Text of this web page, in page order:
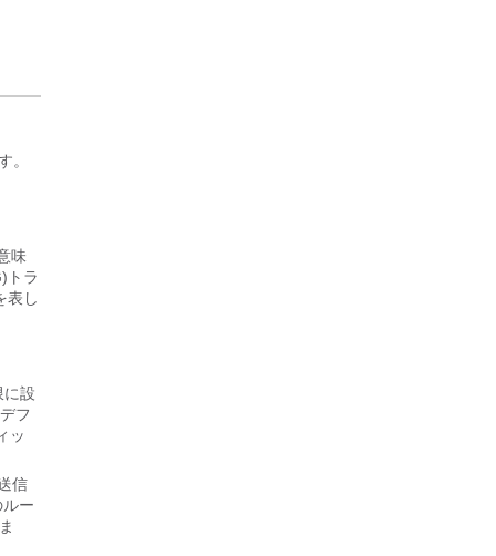
。
味
トラ
表し
に設
フ
ッ
信
ー